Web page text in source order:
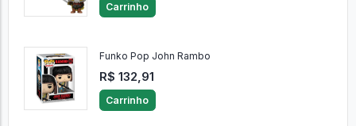
R$ 113,05
Funko Pop John Rambo
R$ 132,91